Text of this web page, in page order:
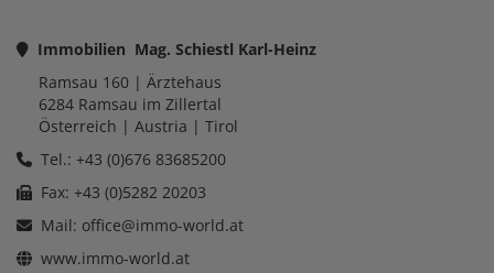
Immobilien Mag. Schiestl Karl-Heinz
Ramsau 160 | Ärztehaus
6284 Ramsau im Zillertal
Österreich | Austria | Tirol
Tel.: +43 (0)676 83685200
Fax: +43 (0)5282 20203
Mail: office@immo-world.at
www.immo-world.at